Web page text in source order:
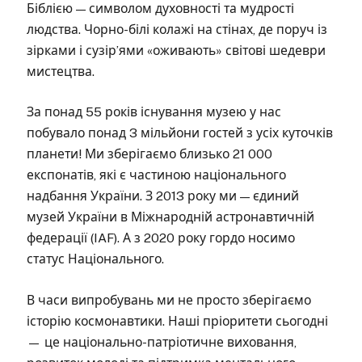
Біблією — символом духовності та мудрості
людства. Чорно-білі колажі на стінах, де поруч із
зірками і сузір’ями «оживають» світові шедеври
мистецтва.
За понад 55 років існування музею у нас
побувало понад 3 мільйони гостей з усіх куточків
планети! Ми зберігаємо близько 21 000
експонатів, які є частиною національного
надбання України. З 2013 року ми — єдиний
музей України в Міжнародній астронавтичній
федерації (IAF). А з 2020 року гордо носимо
статус Національного.
В часи випробувань ми не просто зберігаємо
історію космонавтики. Наші пріоритети сьогодні
— це національно-патріотичне виховання,